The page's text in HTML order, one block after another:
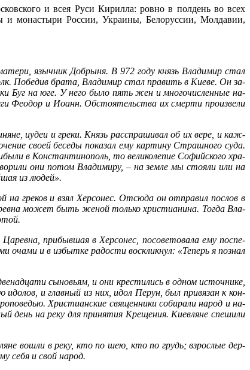
и всея Руси Кирилла: ровно в полдень во всех
и монастыри России, Украины, Белоруссии, Молдавии,
языч­ник Доб­ры­ня. В 972 го­ду князь Вла­ди­мир стал
По­бе­див бра­та, Вла­ди­мир стал пра­вить в Ки­е­ве. Он за­
Буг на юге. У него бы­ло пять жен и мно­го­чис­лен­ные на­
Фе­о­дор и Иоанн. Об­сто­я­тель­ства их смер­ти про­из­ве­ли
иудеи и гре­ки. Князь рас­спра­ши­вал об их ве­ре, и каж­
сво­ей бе­се­ды по­ка­зал ему кар­ти­ну Страш­но­го су­да.
в Кон­стан­ти­но­поль, то ве­ли­ко­ле­пие Со­фий­ско­го хра­
они по­том Вла­ди­ми­ру, – на зем­ле мы сто­я­ли или на
из лю­дей».
гре­ков и взял Хер­со­нес. От­сю­да он от­пра­вил по­слов в
мо­жет быть же­ной толь­ко хри­сти­а­ни­на. То­гда Вла­
при­быв­шая в Хер­со­нес, по­со­ве­то­ва­ла ему по­спе­
и в из­быт­ке ра­до­сти вос­клик­нул: «Те­перь я по­знал
сы­но­вьям, и они кре­сти­лись в од­ном ис­точ­ни­ке,
и глав­ный из них, идол Пе­рун, был при­вя­зан к кон­
Хри­сти­ан­ские свя­щен­ни­ки со­би­ра­ли на­род и на­
день на ре­ку для при­ня­тия Кре­ще­ния. Ки­ев­ляне спе­ши­ли
во­шли в ре­ку, кто по шею, кто по грудь; взрос­лые дер­
се­бя и свой на­род.